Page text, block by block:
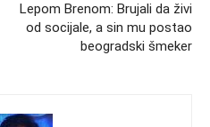
Lepom Brenom: Brujali da živi
od socijale, a sin mu postao
beogradski šmeker